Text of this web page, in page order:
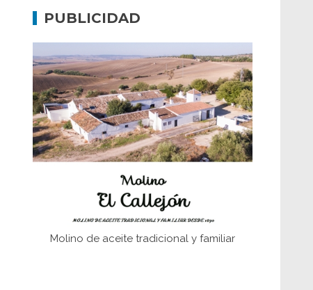
concentración nazis
fundaciones de Bornos
El Frente Popular. Ubrique, febrero-julio
1936
Juntar las letras. La alfabetización en el
campo: del afán de saber a la
Historia y vivencias del poblado de Los
PUBLICIDAD
Molino de aceite tradicional y familiar